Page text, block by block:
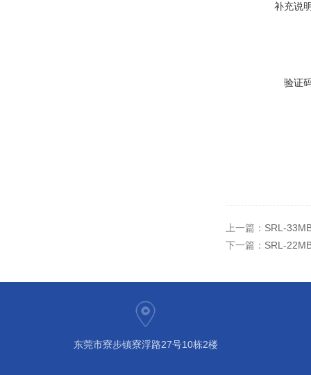
补充说
验证
上一篇： SRL-
下一篇： SRL-
东莞市寮步镇寮浮路27号10栋2楼